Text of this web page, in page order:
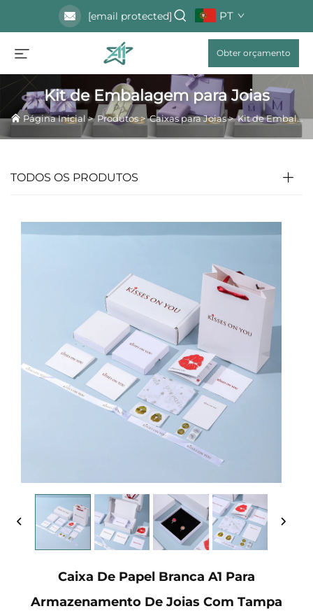
[email protected] PT
Obter orçamento
Kit de Embalagem para Joias
Página Inicial>Produtos>Caixas para Joias>Kit de Embalagem para Joias
TODOS OS PRODUTOS
Caixa De Papel Branca A1 Para
Armazenamento De Joias Com Tampa